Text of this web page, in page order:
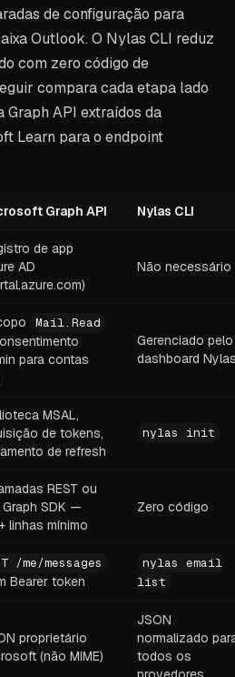
de configuração para
Outlook. O Nylas CLI reduz
com zero código de
compara cada etapa lado
Graph API extraídos da
Learn para o endpoint
Graph API Nylas CLI
de app
AD
Não necessário
Mail.Read
para contas
Gerenciado pelo
dashboard
MSAL,
de tokens,
de refresh
nylas init
REST ou
Graph SDK —
linhas mínimo
Zero código
/me/messages
Bearer token
nylas email
list
proprietário
(não MIME)
JSON
normalizado
todos os